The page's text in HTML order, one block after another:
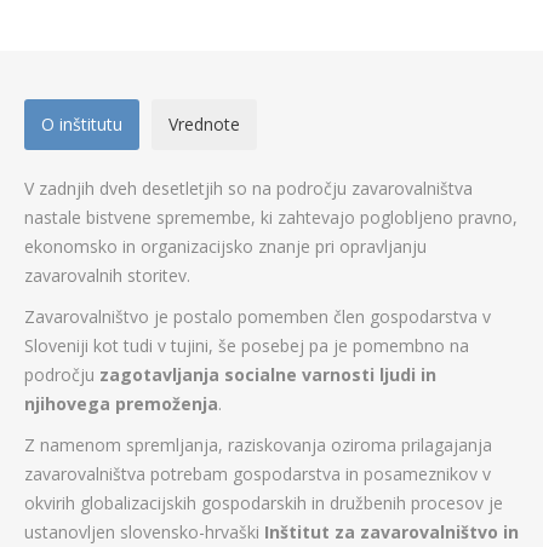
O inštitutu Vrednote
V zadnjih dveh desetletjih so na področju zavarovalništva
nastale bistvene spremembe, ki zahtevajo poglobljeno pravno,
ekonomsko in organizacijsko znanje pri opravljanju
zavarovalnih storitev.
Zavarovalništvo je postalo pomemben člen gospodarstva v
Sloveniji kot tudi v tujini, še posebej pa je pomembno na
področju zagotavljanja socialne varnosti ljudi in
njihovega premoženja.
Z namenom spremljanja, raziskovanja oziroma prilagajanja
zavarovalništva potrebam gospodarstva in posameznikov v
okvirih globalizacijskih gospodarskih in družbenih procesov je
ustanovljen slovensko-hrvaški Inštitut za zavarovalništvo in